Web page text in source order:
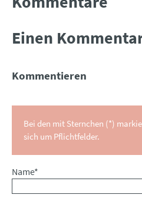
Einen
Kommentieren
Bei den mit Sternchen (*)
sich um Pflichtfelder.
Pflichtfeld
Name*